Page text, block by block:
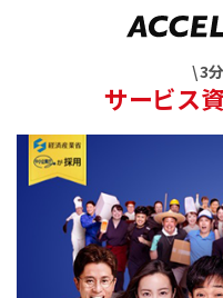
\ 3
サービス